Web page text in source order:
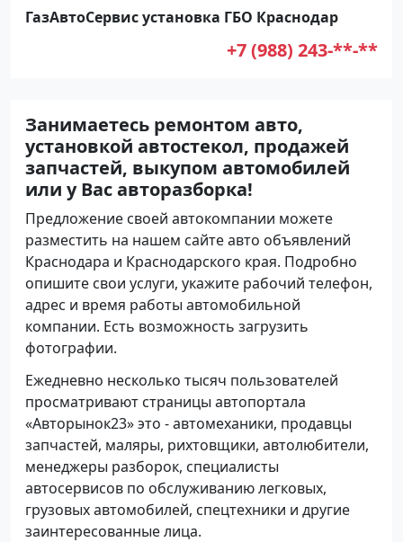
ГазАвтоСервис установка ГБО Краснодар
+7 (988) 243-**-**
Занимаетесь ремонтом авто,
установкой автостекол, продажей
запчастей, выкупом автомобилей
или у Вас авторазборка!
Предложение своей автокомпании можете
разместить на нашем сайте авто объявлений
Краснодара и Краснодарского края. Подробно
опишите свои услуги, укажите рабочий телефон,
адрес и время работы автомобильной
компании. Есть возможность загрузить
фотографии.
Ежедневно несколько тысяч пользователей
просматривают страницы автопортала
«Авторынок23» это - автомеханики, продавцы
запчастей, маляры, рихтовщики, автолюбители,
менеджеры разборок, специалисты
автосервисов по обслуживанию легковых,
грузовых автомобилей, спецтехники и другие
заинтересованные лица.